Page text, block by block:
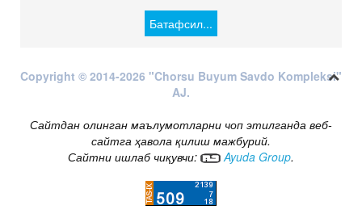
Батафсил...
Copyright © 2014-2026 "Chorsu Buyum Savdo Kompleksi"
AJ.
Сайтдан олинган маълумотларни чоп этилганда веб-
сайтга ҳавола қилиш мажбурий.
Сайтни ишлаб чиқувчи:
Ayuda Group.